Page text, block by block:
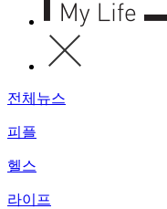
전체뉴스
피플
헬스
라이프